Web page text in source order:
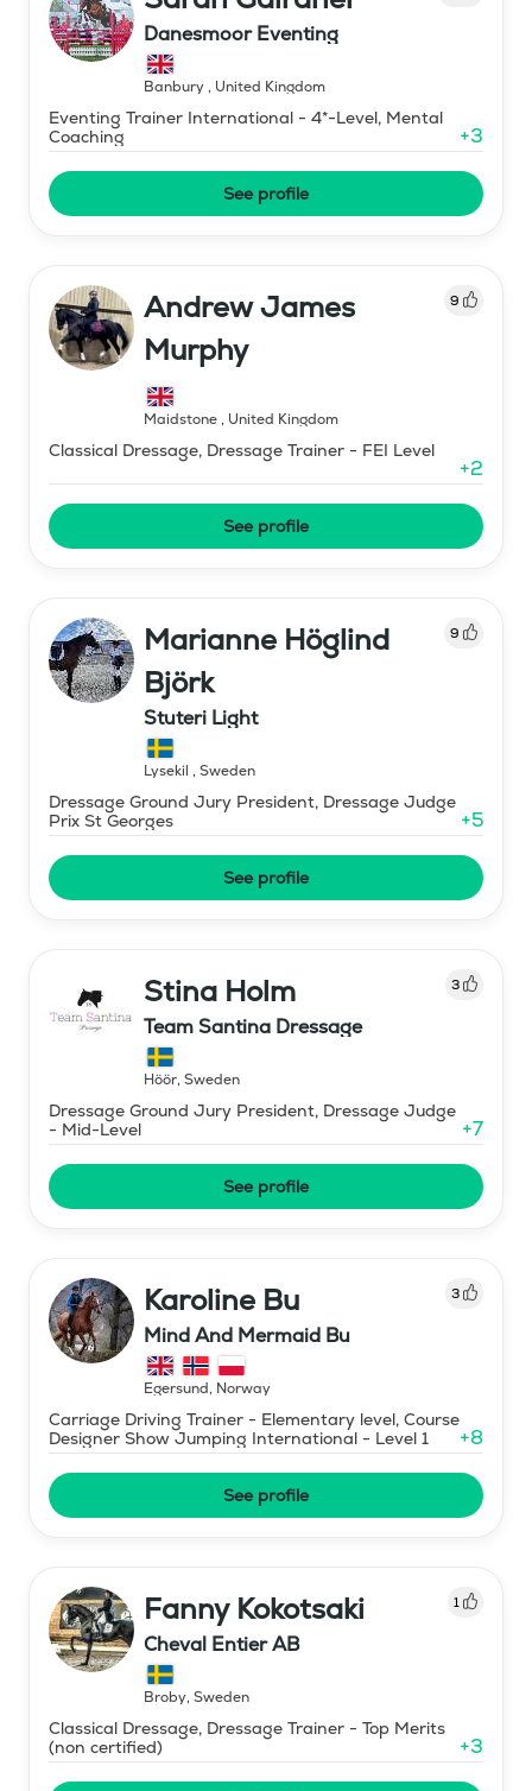
Danesmoor Eventing
Banbury, United Kingdom
Eventing Trainer International - 4*-Level, Mental
Coaching
+3
See profile
Andrew James
Murphy
9
Maidstone, United Kingdom
Classical Dressage, Dressage Trainer - FEI Level
+2
See profile
Marianne Höglind
Björk
9
Stuteri Light
Lysekil , Sweden
Dressage Ground Jury President, Dressage Judge
Prix St Georges
+5
See profile
Stina Holm 3
Team Santina Dressage
Höör, Sweden
Dressage Ground Jury President, Dressage Judge
- Mid-Level
+7
See profile
Karoline Bu 3
Mind And Mermaid Bu
Egersund, Norway
Carriage Driving Trainer - Elementary level, Course
Designer Show Jumping International - Level 1
+8
See profile
Fanny Kokotsaki 1
Cheval Entier AB
Broby, Sweden
Classical Dressage, Dressage Trainer - Top Merits
(non certified)
+3